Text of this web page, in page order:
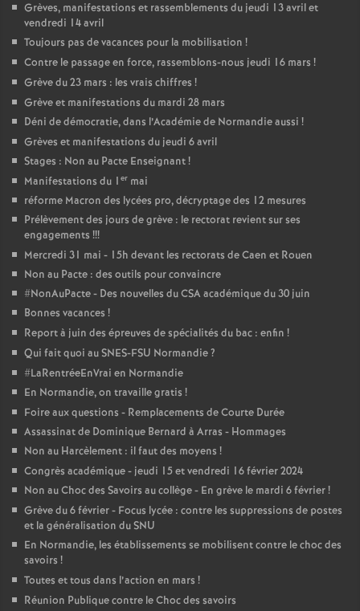
Grèves, manifestations et rassemblements du jeudi 13 avril et
vendredi 14 avril
Toujours pas de vacances pour la mobilisation !
Contre le passage en force, rassemblons-nous jeudi 16 mars !
Grève du 23 mars : les vrais chiffres !
Grève et manifestations du mardi 28 mars
Déni de démocratie, dans l’Académie de Normandie aussi !
Grèves et manifestations du jeudi 6 avril
Stages : Non au Pacte Enseignant!
Manifestations du 1 er mai
réforme Macron des lycées pro, décryptage des 12 mesures
Prélèvement des jours de grève : le rectorat revient sur ses
engagements !!!
Mercredi 31 mai - 15h devant les rectorats de Caen et Rouen
Non au Pacte : des outils pour convaincre
#NonAuPacte - Des nouvelles du CSA académique du 30 juin
Bonnes vacances !
Report à juin des épreuves de spécialités du bac : enfin !
Qui fait quoi au SNES-FSU Normandie?
#LaRentréeEnVrai en Normandie
En Normandie, on travaille gratis !
Foire aux questions - Remplacements de Courte Durée
Assassinat de Dominique Bernard à Arras - Hommages
Non au Harcèlement : il faut des moyens !
Congrès académique - jeudi 15 et vendredi 16 février 2024
Non au Choc des Savoirs au collège - En grève le mardi 6 février!
Grève du 6 février - Focus lycée : contre les suppressions de postes
et la généralisation du SNU
En Normandie, les établissements se mobilisent contre le choc des
savoirs !
Toutes et tous dans l’action en mars !
Réunion Publique contre le Choc des savoirs